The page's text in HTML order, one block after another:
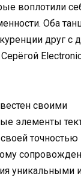
воплотили
Оба
друг с
своими
элементы
точностью
уникальными